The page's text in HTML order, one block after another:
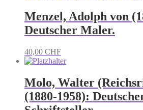
Menzel, Adolph von
Deutscher Maler.
40,00 CHF
Molo, Walter
(1880-1958):